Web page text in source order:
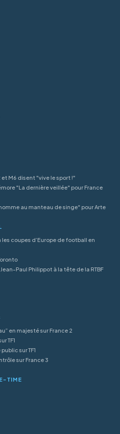
M6 disent "vive le sport !"
"La dernière veillée" pour France
au manteau de singe" pour Arte
coupes d’Europe de football en
Paul Philippot à la tête de la RTBF
en majesté sur France 2
TF1
sur TF1
sur France 3
TIME